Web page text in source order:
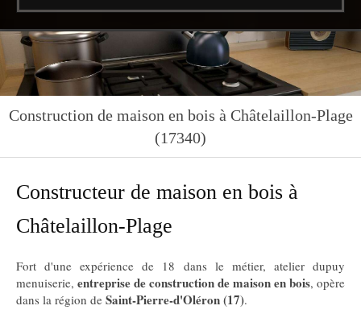
Construction de maison en bois à Châtelaillon-Plage
(17340)
Constructeur de maison en bois à
Châtelaillon-Plage
Fort d'une expérience de 18 dans le métier, atelier dupuy
menuiserie, entreprise de construction de maison en bois, opère
dans la région de Saint-Pierre-d'Oléron (17).